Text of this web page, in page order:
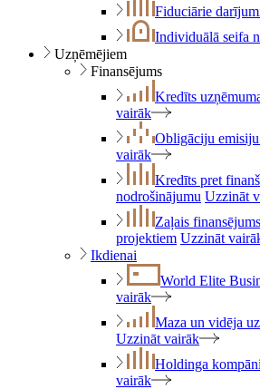
Fiduciārie
Individuālā seifa
Uzņēmējiem
Finansējums
Kredīts
vairāk
Obligāciju emisiju
vairāk
Kredīts pret
nodrošinājumu Uzzināt
Zaļais
projektiem Uzzināt
Ikdienai
World Elite
vairāk
Maza un vidēja
Uzzināt vairāk
Holdinga
vairāk